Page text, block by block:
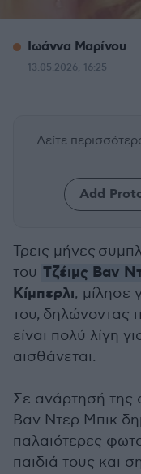
Ιωάννα Μαρίνου
13.05.2026, 16:25
Δείτε
Add
Τρεις μήνες
του Τζέιμς Βαν
Κίμπερλι, μίλησε
του, δηλώνοντας
είναι πολύ λίγη
αισθάνεται.
Σε ανάρτησή της
Βαν Ντερ Μπικ
παλαιότερες
παιδιά τους και